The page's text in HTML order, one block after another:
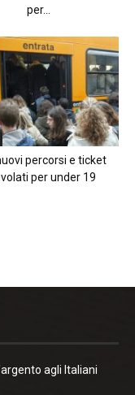
per...
percorsi e ticket
per under 19
agli Italiani